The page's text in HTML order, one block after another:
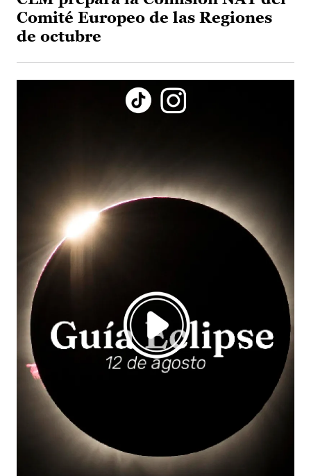
Comité Europeo de las Regiones
de octubre